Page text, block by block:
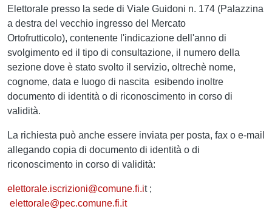
Elettorale presso la sede di Viale Guidoni n. 174 (Palazzina
a destra del vecchio ingresso del Mercato
Ortofrutticolo), contenente l'indicazione dell'anno di
svolgimento ed il tipo di consultazione, il numero della
sezione dove è stato svolto il servizio, oltrechè nome,
cognome, data e luogo di nascita esibendo inoltre
documento di identità o di riconoscimento in corso di
validità.
La richiesta può anche essere inviata per posta, fax o e-mail
allegando copia di documento di identità o di
riconoscimento in corso di validità:
elettorale.iscrizioni@comune.fi.it ;
elettorale@pec.comune.fi.it